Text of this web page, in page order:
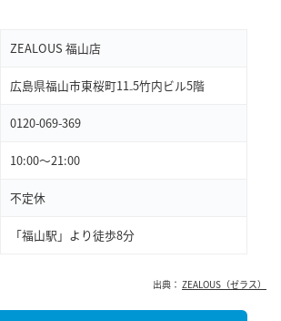
ZEALOUS 福山店
広島県福山市東桜町11₋5竹内ビル5階
0120-069-369
10:00〜21:00
不定休
「福山駅」より徒歩8分
出典： ZEALOUS（ゼラス）